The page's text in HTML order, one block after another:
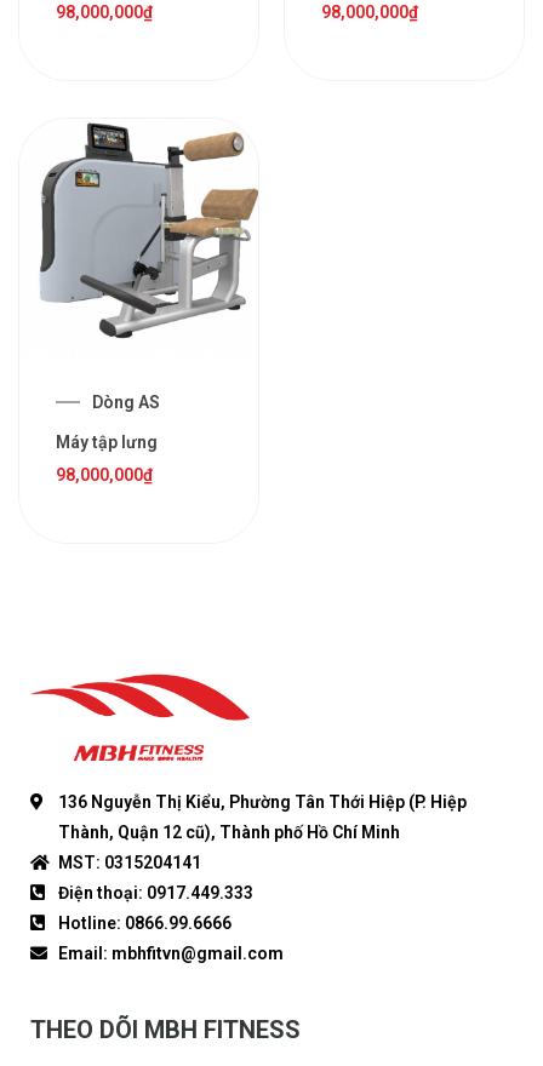
98,000,000₫
98,000,000₫
Dòng AS
Máy tập lưng
98,000,000₫
136 Nguyễn Thị Kiểu, Phường Tân Thới Hiệp (P. Hiệp
Thành, Quận 12 cũ), Thành phố Hồ Chí Minh
MST: 0315204141
Điện thoại: 0917.449.333
Hotline: 0866.99.6666
Email: mbhfitvn@gmail.com
THEO DÕI MBH FITNESS